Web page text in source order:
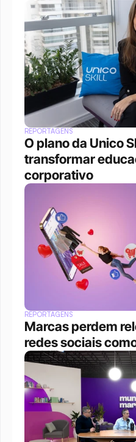
REPORTAGENS
O plano da Unico
transformar
corporativo
REPORTAGENS
Marcas perdem
redes sociais